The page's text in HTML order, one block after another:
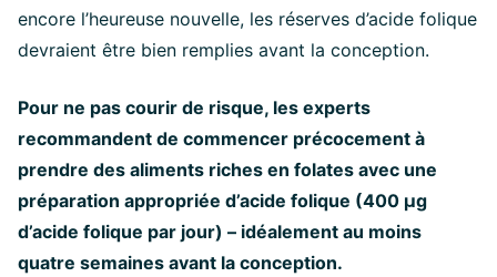
encore l’heureuse nouvelle, les réserves d’acide folique
devraient être bien remplies avant la conception.
Pour ne pas courir de risque, les experts
recommandent de commencer précocement à
prendre des aliments riches en folates avec une
préparation appropriée d’acide folique (400 µg
d’acide folique par jour) – idéalement au moins
quatre semaines avant la conception.